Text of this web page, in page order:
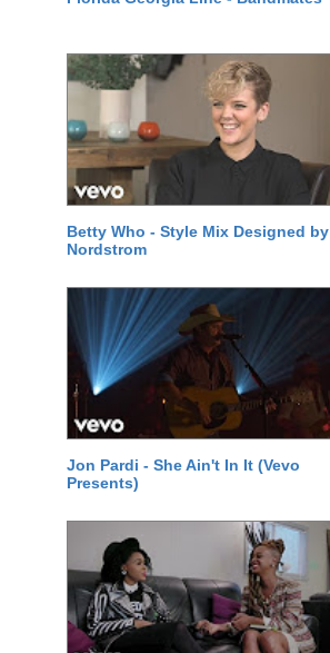
Betty Who - Style Mix Designed by
Nordstrom
Jon Pardi - She Ain't In It (Vevo
Presents)